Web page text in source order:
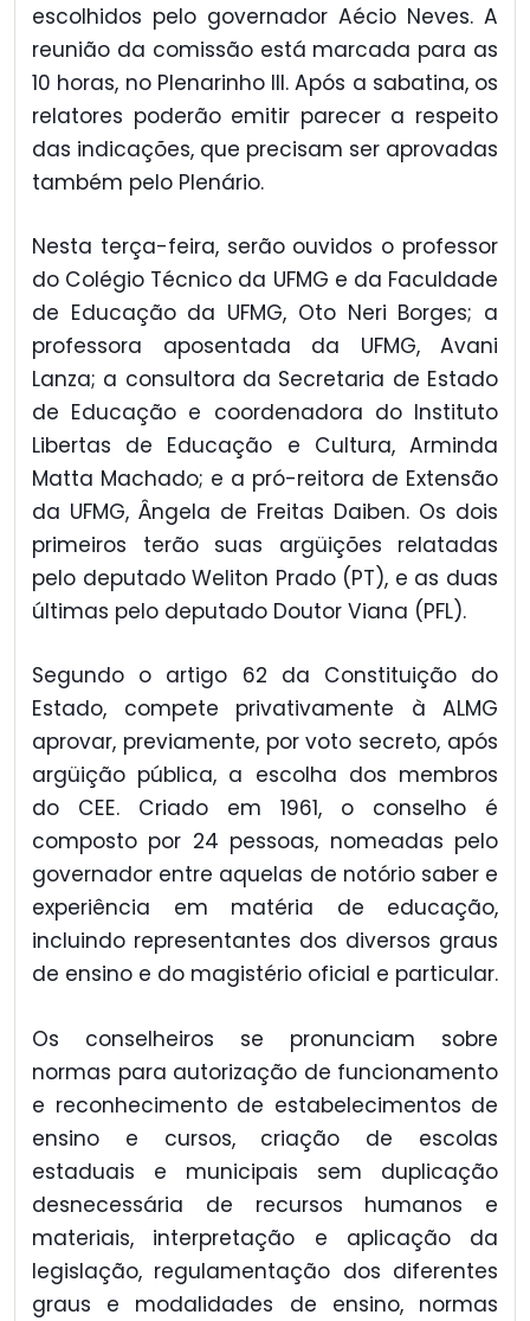
escolhidos pelo governador Aécio Neves. A
reunião da comissão está marcada para as
10 horas, no Plenarinho III. Após a sabatina, os
relatores poderão emitir parecer a respeito
das indicações, que precisam ser aprovadas
também pelo Plenário.
Nesta terça-feira, serão ouvidos o professor
do Colégio Técnico da UFMG e da Faculdade
de Educação da UFMG, Oto Neri Borges; a
professora aposentada da UFMG, Avani
Lanza; a consultora da Secretaria de Estado
de Educação e coordenadora do Instituto
Libertas de Educação e Cultura, Arminda
Matta Machado; e a pró-reitora de Extensão
da UFMG, Ângela de Freitas Daiben. Os dois
primeiros terão suas argüições relatadas
pelo deputado Weliton Prado (PT), e as duas
últimas pelo deputado Doutor Viana (PFL).
Segundo o artigo 62 da Constituição do
Estado, compete privativamente à ALMG
aprovar, previamente, por voto secreto, após
argüição pública, a escolha dos membros
do CEE. Criado em 1961, o conselho é
composto por 24 pessoas, nomeadas pelo
governador entre aquelas de notório saber e
experiência em matéria de educação,
incluindo representantes dos diversos graus
de ensino e do magistério oficial e particular.
Os conselheiros se pronunciam sobre
normas para autorização de funcionamento
e reconhecimento de estabelecimentos de
ensino e cursos, criação de escolas
estaduais e municipais sem duplicação
desnecessária de recursos humanos e
materiais, interpretação e aplicação da
legislação, regulamentação dos diferentes
graus e modalidades de ensino, normas